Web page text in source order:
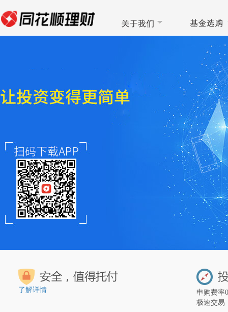
了解详情
申购费率
极速交易